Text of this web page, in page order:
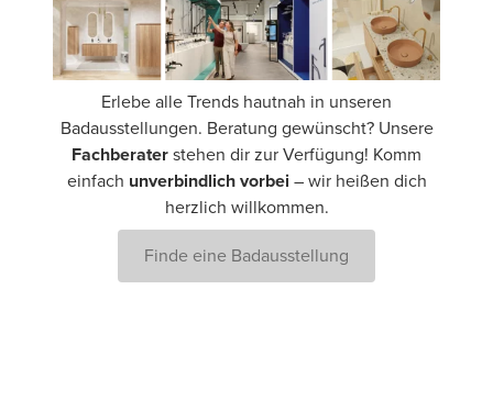
Erlebe alle Trends hautnah in unseren
Badausstellungen. Beratung gewünscht? Unsere
Fachberaterstehen dir zur Verfügung! Komm
einfach unverbindlich vorbei – wir heißen dich
herzlich willkommen.
Finde eine Badausstellung